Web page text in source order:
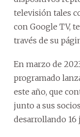
televisión tales
con Google TV,
través de su
En marzo de
programado
este año, que
junto a sus
desarrollando